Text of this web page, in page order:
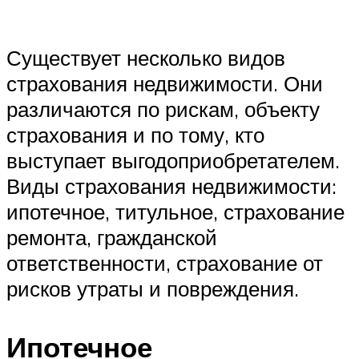
Существует несколько видов
страхования недвижимости. Они
различаются по рискам, объекту
страхования и по тому, кто
выступает выгодоприобретателем.
Виды страхования недвижимости:
ипотечное, титульное, страхование
ремонта, гражданской
ответственности, страхование от
рисков утраты и повреждения.
Ипотечное